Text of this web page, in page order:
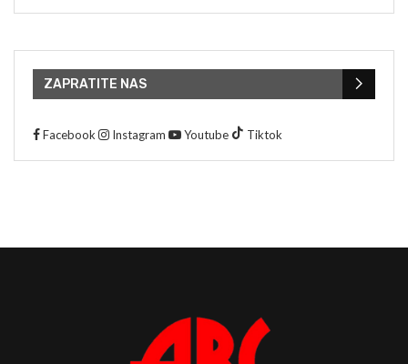
ZAPRATITE NAS
Facebook Instagram Youtube Tiktok